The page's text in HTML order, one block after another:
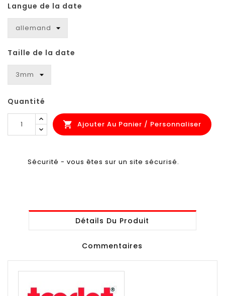
Langue de la date
Taille de la date
Quantité
 Ajouter Au Panier / Personnaliser
Sécurité - vous êtes sur un site sécurisé.
Détails Du Produit
Commentaires